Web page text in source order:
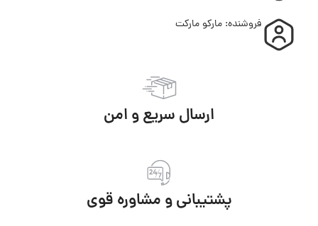
فروشنده: مارکو مارکت
ارسال سریع و امن
پشتیبانی و مشاوره قوی